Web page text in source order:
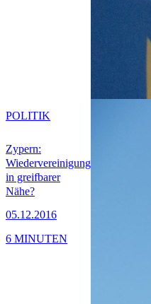
Zypern:
Wiedervereinigung
in greifbarer
Nähe?
05.12.2016
POLITIK
6 MINUTEN